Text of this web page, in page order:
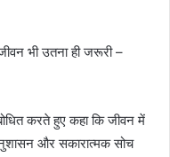
करते हुए कहा कि जीवन में
और सकारात्मक सोच